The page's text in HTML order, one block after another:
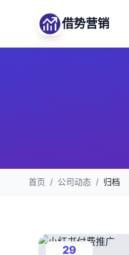
借势营销
首页 / 公司动态 / 归档
29